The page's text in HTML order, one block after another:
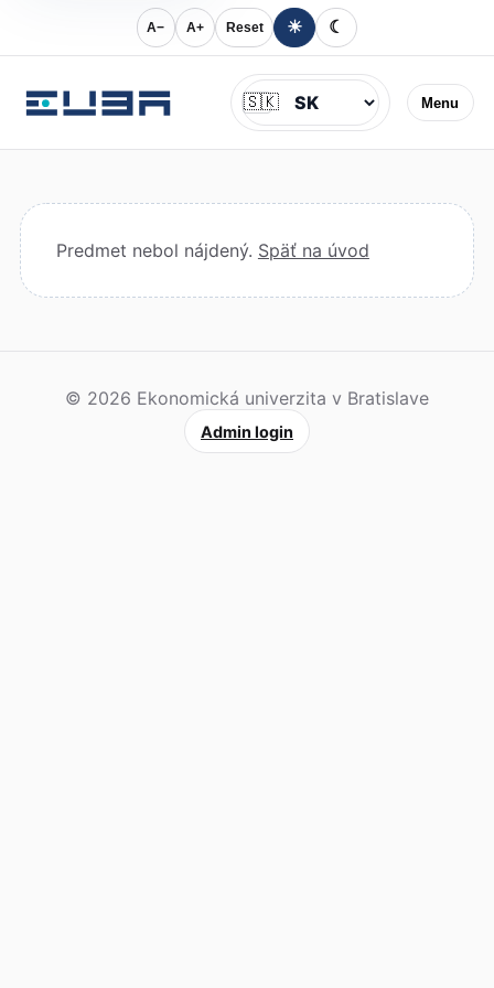
A− A+ Reset ☀ ☾
Menu
Jazyk
🇸🇰
Predmet nebol nájdený. Späť na úvod
© 2026 Ekonomická univerzita v Bratislave
Admin login